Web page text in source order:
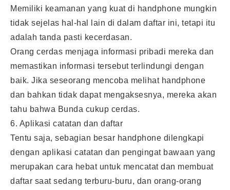
Memiliki keamanan yang kuat di handphone mungkin
tidak sejelas hal-hal lain di dalam daftar ini, tetapi itu
adalah tanda pasti kecerdasan.
Orang cerdas menjaga informasi pribadi mereka dan
memastikan informasi tersebut terlindungi dengan
baik. Jika seseorang mencoba melihat handphone
dan bahkan tidak dapat mengaksesnya, mereka akan
tahu bahwa Bunda cukup cerdas.
6. Aplikasi catatan dan daftar
Tentu saja, sebagian besar handphone dilengkapi
dengan aplikasi catatan dan pengingat bawaan yang
merupakan cara hebat untuk mencatat dan membuat
daftar saat sedang terburu-buru, dan orang-orang